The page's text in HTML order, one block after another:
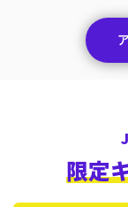
限定